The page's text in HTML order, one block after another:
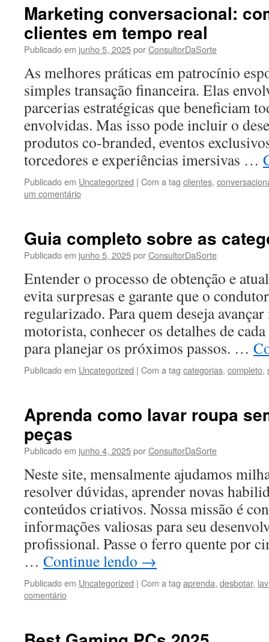
Marketing conversacional:
clientes em tempo real
Publicado em junho 5, 2025porConsultorDaSorte
As melhores práticas em patrocínio
simples transação financeira. Elas
parcerias estratégicas que beneficiam
envolvidas. Mas isso pode incluir o
produtos co-branded, eventos
torcedores e experiências imersivas …
Publicado em Uncategorized | Com a tag clientes,
um comentário
Guia completo sobre as
Publicado em junho 5, 2025porConsultorDaSorte
Entender o processo de obtenção e
evita surpresas e garante que o
regularizado. Para quem deseja
motorista, conhecer os detalhes de
para planejar os próximos passos. …
Publicado em Uncategorized | Com a tag categorias, completo,
Aprenda como lavar roupa
peças
Publicado em junho 4, 2025porConsultorDaSorte
Neste site, mensalmente ajudamos
resolver dúvidas, aprender novas
conteúdos criativos. Nossa missão é
informações valiosas para seu
profissional. Passe o ferro quente por
… Continue lendo →
Publicado em Uncategorized | Com a tag aprenda, desbotar,
comentário